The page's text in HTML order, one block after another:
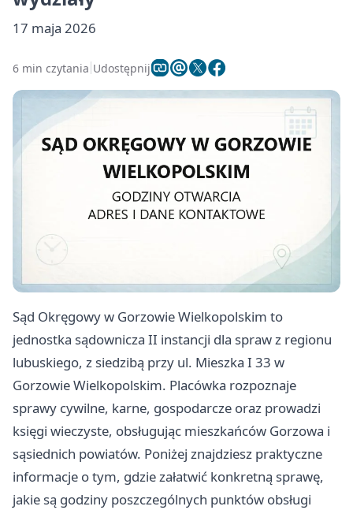
17 maja 2026
6 min czytania Udostępnij
Sąd Okręgowy w Gorzowie Wielkopolskim to
jednostka sądownicza II instancji dla spraw z regionu
lubuskiego, z siedzibą przy ul. Mieszka I 33 w
Gorzowie Wielkopolskim. Placówka rozpoznaje
sprawy cywilne, karne, gospodarcze oraz prowadzi
księgi wieczyste, obsługując mieszkańców Gorzowa i
sąsiednich powiatów. Poniżej znajdziesz praktyczne
informacje o tym, gdzie załatwić konkretną sprawę,
jakie są godziny poszczególnych punktów obsługi